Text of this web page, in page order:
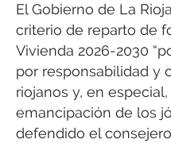
El Gobierno de La
criterio de reparto de
Vivienda 2026-2030
por responsabilidad y
riojanos y, en
emancipación de los
defendido el